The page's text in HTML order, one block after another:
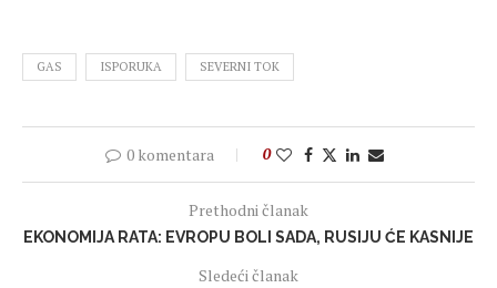
GAS ISPORUKA SEVERNI TOK
0 komentara 0
Prethodni članak
EKONOMIJA RATA: EVROPU BOLI SADA, RUSIJU ĆE KASNIJE
Sledeći članak